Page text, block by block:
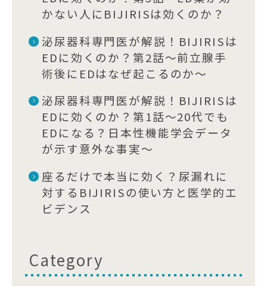
かない人にBIJIRISは効くのか？
泌尿器科専門医が解説！BIJIRISは
EDに効くのか？第2話〜前立腺手
術後にEDはなぜ起こるのか〜
泌尿器科専門医が解説！BIJIRISは
EDに効くのか？第1話〜20代でも
EDになる？日本性機能学会データ
が示す意外な事実〜
座るだけで本当に効く？尿漏れに
対するBIJIRISの使い方と医学的エ
ビデンス
Category